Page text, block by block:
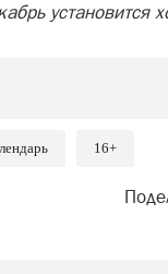
установится
16+